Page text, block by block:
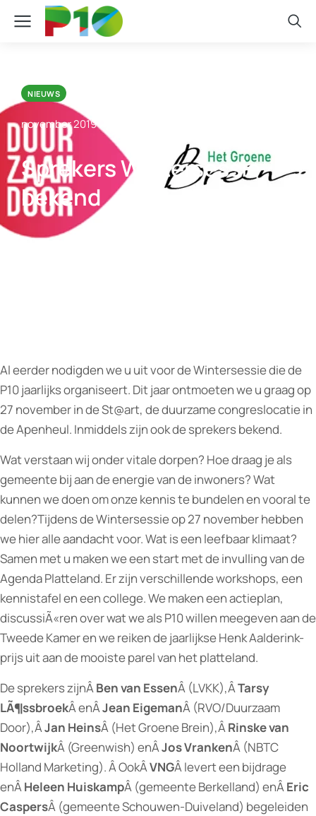
NIEUWS
november 2019
Sprekers Wintersessie
bekend
Al eerder nodigden we u uit voor de Wintersessie die de
P10 jaarlijks organiseert. Dit jaar ontmoeten we u graag op
27 november in de St@art, de duurzame congreslocatie in
de Apenheul. Inmiddels zijn ook de sprekers bekend.
Wat verstaan wij onder vitale dorpen? Hoe draag je als
gemeente bij aan de energie van de inwoners? Wat
kunnen we doen om onze kennis te bundelen en vooral te
delen?Tijdens de Wintersessie op 27 november hebben
we hier alle aandacht voor. Wat is een leefbaar klimaat?
Samen met u maken we een start met de invulling van de
Agenda Platteland. Er zijn verschillende workshops, een
kennistafel en een college. We maken een actieplan,
discussiÃ«ren over wat we als P10 willen meegeven aan de
Tweede Kamer en we reiken de jaarlijkse Henk Aalderink-
prijs uit aan de mooiste parel van het platteland.
De sprekers zijnÂBen van EssenÂ (LVKK),ÂTarsy
LÃ¶ssbroekÂ enÂJean EigemanÂ (RVO/Duurzaam
Door),ÂJan HeinsÂ (Het Groene Brein),ÂRinske van
NoortwijkÂ (Greenwish) enÂJos VrankenÂ (NBTC
Holland Marketing). Â OokÂVNGÂ levert een bijdrage
enÂHeleen HuiskampÂ (gemeente Berkelland) enÂEric
CaspersÂ (gemeente Schouwen-Duiveland) begeleiden